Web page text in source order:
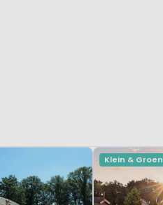
Klein & Groen